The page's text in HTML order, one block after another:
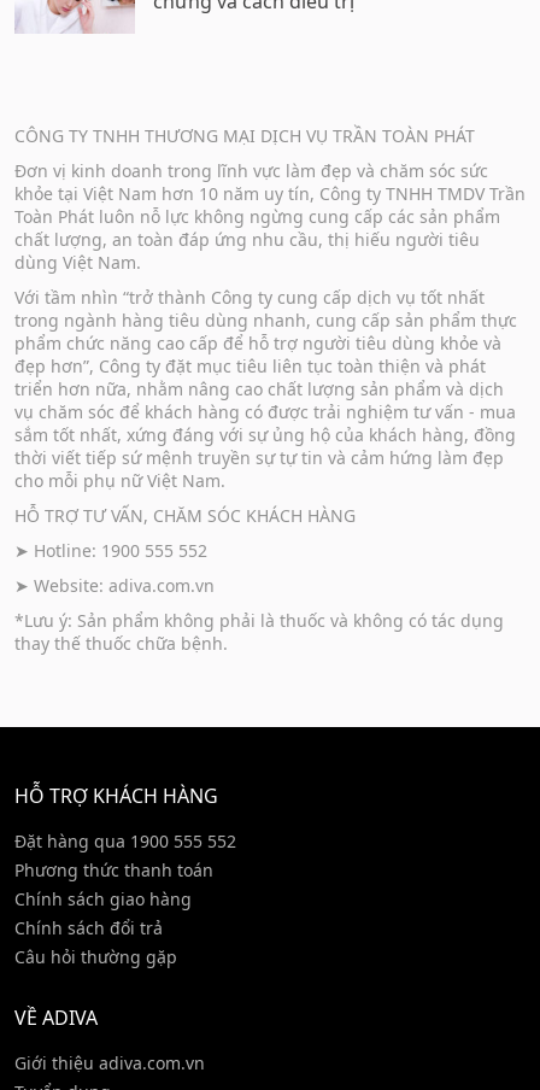
CÔNG TY TNHH THƯƠNG MẠI DỊCH VỤ TRẦN TOÀN PHÁT
Đơn vị kinh doanh trong lĩnh vực làm đẹp và chăm sóc sức
khỏe tại Việt Nam hơn 10 năm uy tín, Công ty TNHH TMDV Trần
Toàn Phát luôn nỗ lực không ngừng cung cấp các sản phẩm
chất lượng, an toàn đáp ứng nhu cầu, thị hiếu người tiêu
dùng Việt Nam.
Với tầm nhìn “trở thành Công ty cung cấp dịch vụ tốt nhất
trong ngành hàng tiêu dùng nhanh, cung cấp sản phẩm thực
phẩm chức năng cao cấp để hỗ trợ người tiêu dùng khỏe và
đẹp hơn”, Công ty đặt mục tiêu liên tục toàn thiện và phát
triển hơn nữa, nhằm nâng cao chất lượng sản phẩm và dịch
vụ chăm sóc để khách hàng có được trải nghiệm tư vấn - mua
sắm tốt nhất, xứng đáng với sự ủng hộ của khách hàng, đồng
thời viết tiếp sứ mệnh truyền sự tự tin và cảm hứng làm đẹp
cho mỗi phụ nữ Việt Nam.
HỖ TRỢ TƯ VẤN, CHĂM SÓC KHÁCH HÀNG
➤ Hotline: 1900 555 552
➤ Website: adiva.com.vn
*Lưu ý: Sản phẩm không phải là thuốc và không có tác dụng
thay thế thuốc chữa bệnh.
HỖ TRỢ KHÁCH HÀNG
Đặt hàng qua 1900 555 552
Phương thức thanh toán
Chính sách giao hàng
Chính sách đổi trả
Câu hỏi thường gặp
VỀ ADIVA
Giới thiệu adiva.com.vn